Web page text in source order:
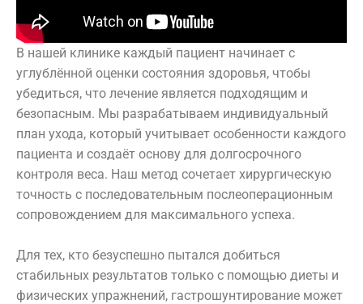
В нашей клинике каждый пациент начинает с
углублённой оценки состояния здоровья, чтобы
убедиться, что лечение является подходящим и
безопасным. Мы разрабатываем индивидуальный
план ухода, который учитывает особенности каждого
пациента и создаёт основу для долгосрочного
контроля веса. Наш метод сочетает хирургическую
точность с последовательным послеоперационным
сопровождением для максимального успеха.
Для тех, кто безуспешно пытался добиться
стабильных результатов только с помощью диеты и
физических упражнений, гастрошунтирование может